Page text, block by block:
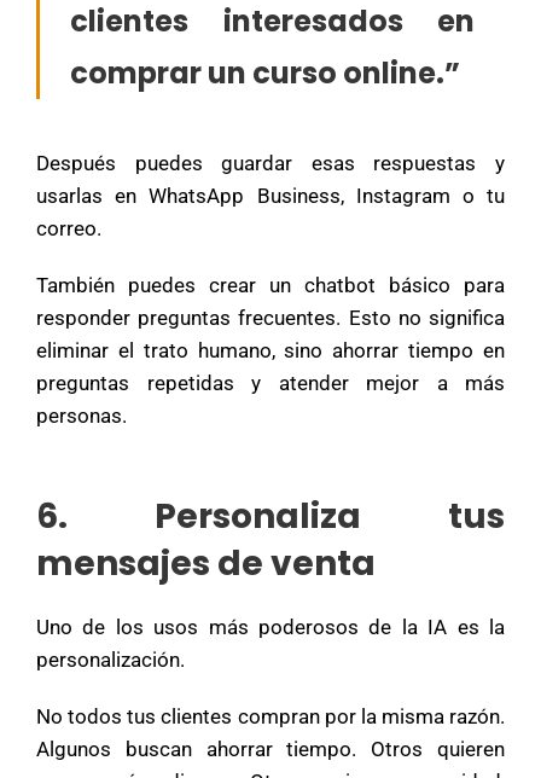
clientes interesados en
comprar un curso online.”
Después puedes guardar esas respuestas y
usarlas en WhatsApp Business, Instagram o tu
correo.
También puedes crear un chatbot básico para
responder preguntas frecuentes. Esto no significa
eliminar el trato humano, sino ahorrar tiempo en
preguntas repetidas y atender mejor a más
personas.
6. Personaliza tus
mensajes de venta
Uno de los usos más poderosos de la IA es la
personalización.
No todos tus clientes compran por la misma razón.
Algunos buscan ahorrar tiempo. Otros quieren